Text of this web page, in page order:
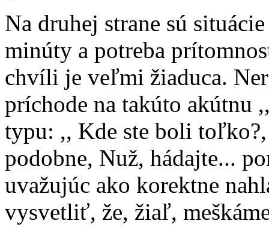
Na druhej strane sú
minúty a potreba
chvíli je veľmi žiaduca.
príchode na takúto akútnu
typu: ,, Kde ste boli
podobne, Nuž, hádajte...
uvažujúc ako korektne
vysvetliť, že, žiaľ,